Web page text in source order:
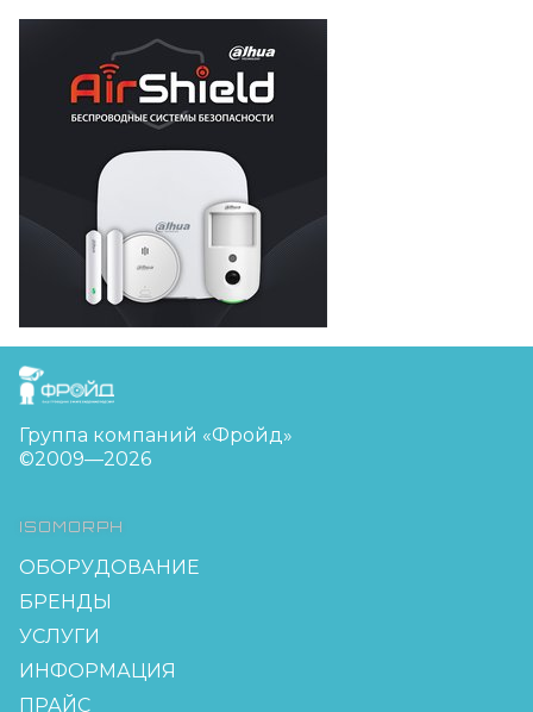
FreudGroup
Группа компаний «Фройд»
©2009—2026
ISOMORPH
ОБОРУДОВАНИЕ
БРЕНДЫ
УСЛУГИ
ИНФОРМАЦИЯ
ПРАЙС